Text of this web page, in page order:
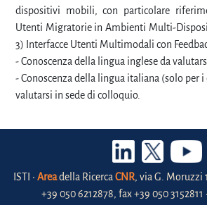
dispositivi mobili, con particolare
Utenti Migratorie in Ambienti Multi-
3) Interfacce Utenti Multimodali con
- Conoscenza della lingua inglese da
- Conoscenza della lingua italiana (solo per
valutarsi in sede di colloquio.
ISTI • Areadella Ricerca CNR, via G. Moruzzi
+39 050 6212878, fax +39 050 3152811